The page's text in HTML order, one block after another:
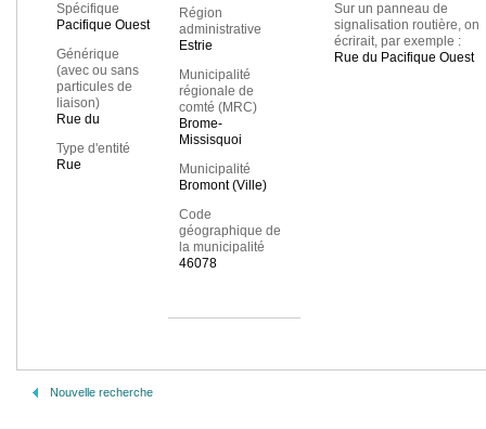
Spécifique
Pacifique Ouest
Générique
(avec ou sans
particules de
liaison)
Rue du
Type d'entité
Rue
Région
administrative
Estrie
Municipalité
régionale de
comté (MRC)
Brome-
Missisquoi
Municipalité
Bromont (Ville)
Code
géographique de
la municipalité
46078
Sur un panneau de
signalisation routière, on
écrirait, par exemple :
Rue du Pacifique Ouest
Nouvelle recherche